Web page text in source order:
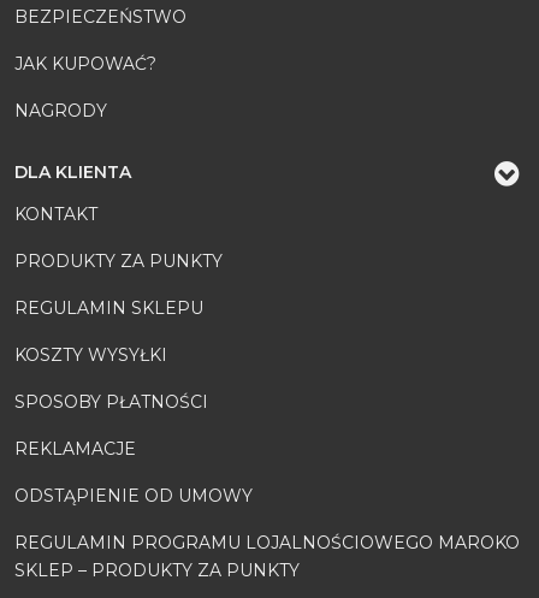
BEZPIECZEŃSTWO
JAK KUPOWAĆ?
NAGRODY
DLA KLIENTA
KONTAKT
PRODUKTY ZA PUNKTY
REGULAMIN SKLEPU
KOSZTY WYSYŁKI
SPOSOBY PŁATNOŚCI
REKLAMACJE
ODSTĄPIENIE OD UMOWY
REGULAMIN PROGRAMU LOJALNOŚCIOWEGO MAROKO
SKLEP – PRODUKTY ZA PUNKTY